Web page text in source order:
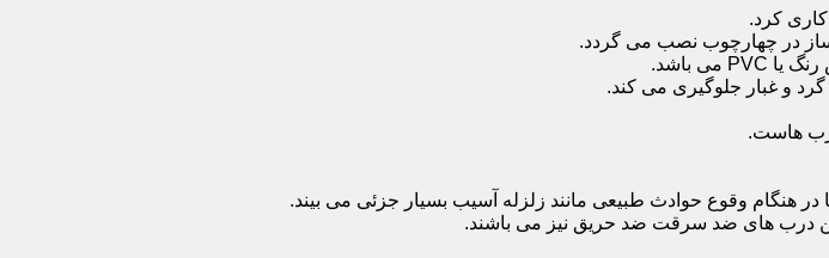
کرد.
در چهارچوب نصب می گردد.
و غبار جلوگیری می کند.
هاست.
هنگام وقوع حوادث طبیعی مانند زلزله آسیب بسیار جزئی می بیند.
درب های ضد سرقت ضد حریق نیز می باشند.